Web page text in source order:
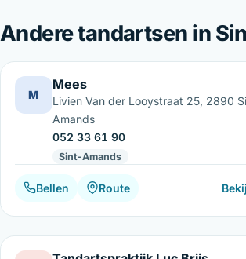
Andere tandartsen in
M
Mees
Livien Van der Looystraat 25, 2890
Amands
052 33 61 90
Sint-Amands
Bellen Route